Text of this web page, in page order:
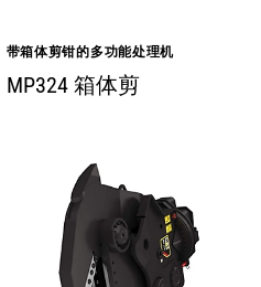
带箱体剪钳的多功能处理机
MP324 箱体剪